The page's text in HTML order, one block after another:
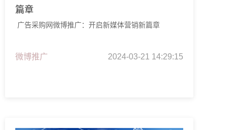
篇章
广告采购网微博推广：开启新媒体营销新篇章
微博推广 2024-03-21 14:29:15